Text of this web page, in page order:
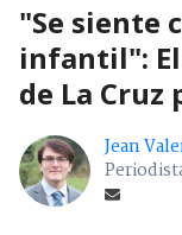
"Se siente
infantil": El
de La
Jean